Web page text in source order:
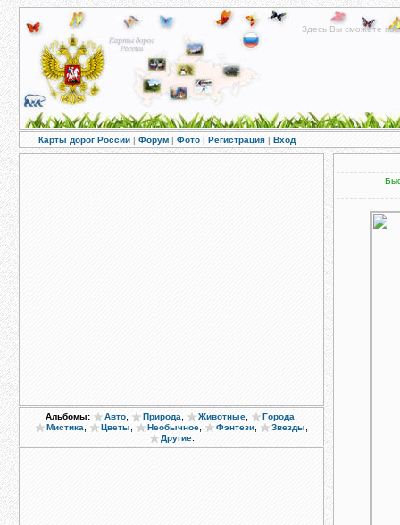
Здесь Вы сможете
Карты дорог России | Форум | Фото | Регистрация | Вход
Альбомы: Авто Природа Животные Города
Мистика Цветы Необычное Фэнтези Звезды
Другие.